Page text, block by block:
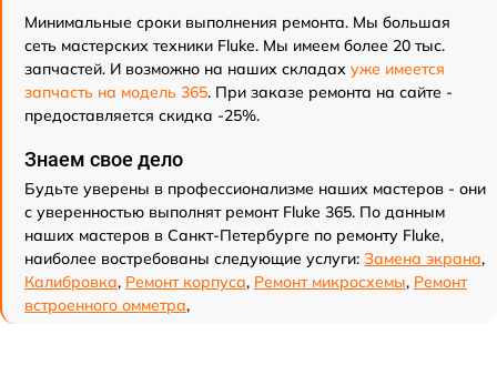
Минимальные сроки выполнения ремонта. Мы большая
сеть мастерских техники Fluke. Мы имеем более 20 тыс.
запчастей. И возможно на наших складах уже имеется
запчасть на модель 365. При заказе ремонта на сайте -
предоставляется скидка -25%.
Знаем свое дело
Будьте уверены в профессионализме наших мастеров - они
с уверенностью выполнят ремонт Fluke 365. По данным
наших мастеров в Санкт-Петербурге по ремонту Fluke,
наиболее востребованы следующие услуги: Замена экрана,
Калибровка, Ремонт корпуса, Ремонт микросхемы, Ремонт
встроенного омметра,